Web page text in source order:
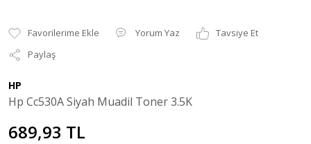
Yorum Yaz
Tavsiye Et
Paylaş
HP
Hp Cc530A Siyah Muadil Toner 3.5K
689,93 TL